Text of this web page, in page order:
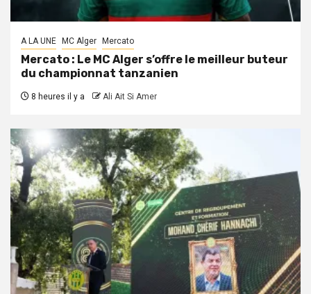
A LA UNE MC Alger Mercato
Mercato : Le MC Alger s’offre le meilleur buteur
du championnat tanzanien
8 heures il y a Ali Ait Si Amer